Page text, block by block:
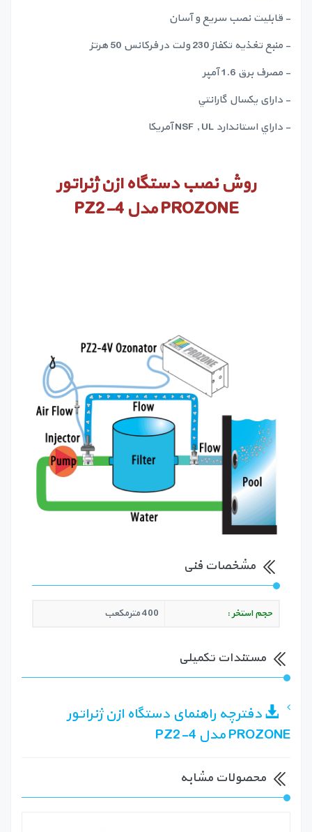
- قابلیت نصب سریع و آسان
- منبع تغذيه تكفاز 230 ولت در فركانس 50 هرتز
- مصرف برق 1.6 آمپر
- دارای يكسال گارانتي
- داراي استاندارد NSF , UL آمريكا
روش نصبدستگاه ازن ژنراتور
PROZONEمدلPZ2-4
مشخصات فنی
حجم استخر : 400 مترمکعب
مستندات تکمیلی
دفترچه راهنمای دستگاه ازن ژنراتور
PROZONE مدل PZ2-4
محصولات مشابه